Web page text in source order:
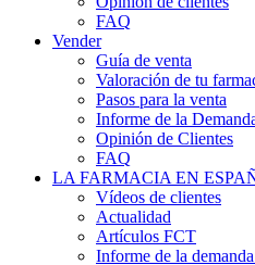
FAQ
Vender
Guía de venta
Valoración de tu
Pasos para la venta
Informe de la
Opinión de Clientes
FAQ
LA FARMACIA EN
Vídeos de clientes
Actualidad
Artículos FCT
Informe de la